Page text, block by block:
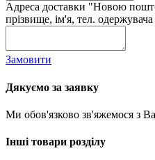
Адреса доставки "Новою
прізвище, ім'я, тел.
Замовити
Дякуємо за заявку
Ми обов'язково зв'яжемося з
Інші товари розділу